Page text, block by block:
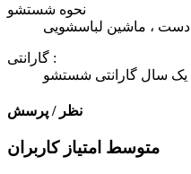
نحوه شستشو
دست ، ماشین لباسشویی
گارانتی :
یک سال گارانتی شستشو
نظر / پرسش
متوسط امتیاز کاربران